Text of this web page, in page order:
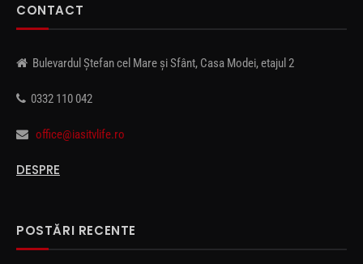
CONTACT
Bulevardul Ștefan cel Mare și Sfânt, Casa Modei, etajul 2
0332 110 042
office@iasitvlife.ro
DESPRE
POSTĂRI RECENTE